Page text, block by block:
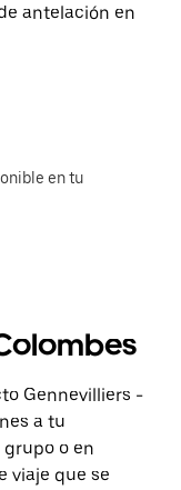
antelación en
en tu
Gennevilliers -
a tu
o en
viaje que se